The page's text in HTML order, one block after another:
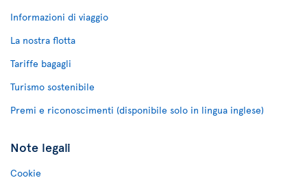
Informazioni di viaggio
La nostra flotta
Tariffe bagagli
Turismo sostenibile
Premi e riconoscimenti (disponibile solo in lingua inglese)
Note legali
Cookie